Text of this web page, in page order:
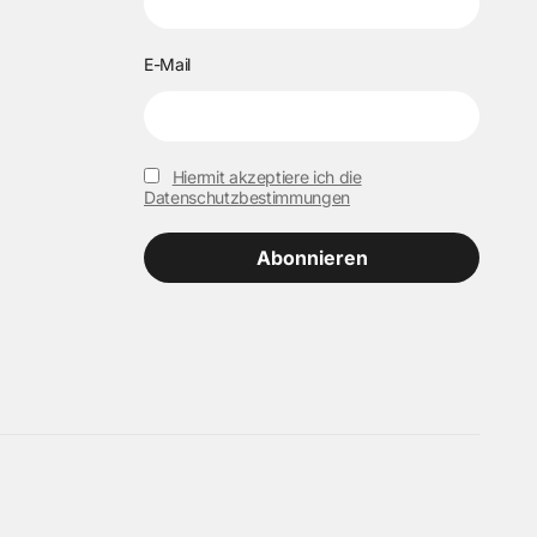
E-Mail
Hiermit akzeptiere ich die
Datenschutzbestimmungen